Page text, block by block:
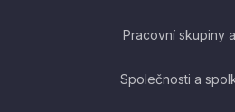
Pracovní skupiny
Společnosti a